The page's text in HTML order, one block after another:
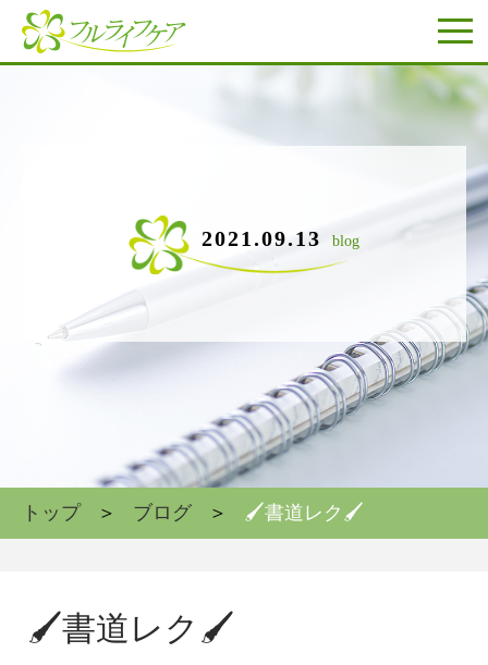
2021.09.13 blog
トップ ブログ 🖌書道レク🖌
🖌書道レク🖌